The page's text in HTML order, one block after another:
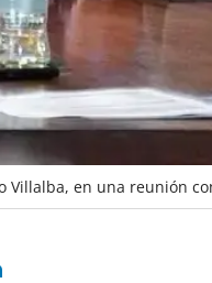
Villalba, en una reunión